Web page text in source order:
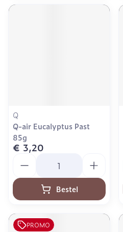
Q
Q-air Eucalyptus Past
85g
€ 3,20
Bestel
PROMO